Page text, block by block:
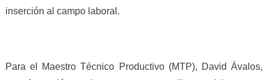
inserción al campo laboral.
Para el Maestro Técnico Productivo (MTP), David Ávalos,